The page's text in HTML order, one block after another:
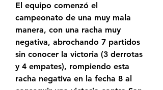
El equipo comenzó el
campeonato de una muy mala
manera, con una racha muy
negativa, abrochando 7 partidos
sin conocer la victoria (3 derrotas
y 4 empates), rompiendo esta
racha negativa en la fecha 8 al